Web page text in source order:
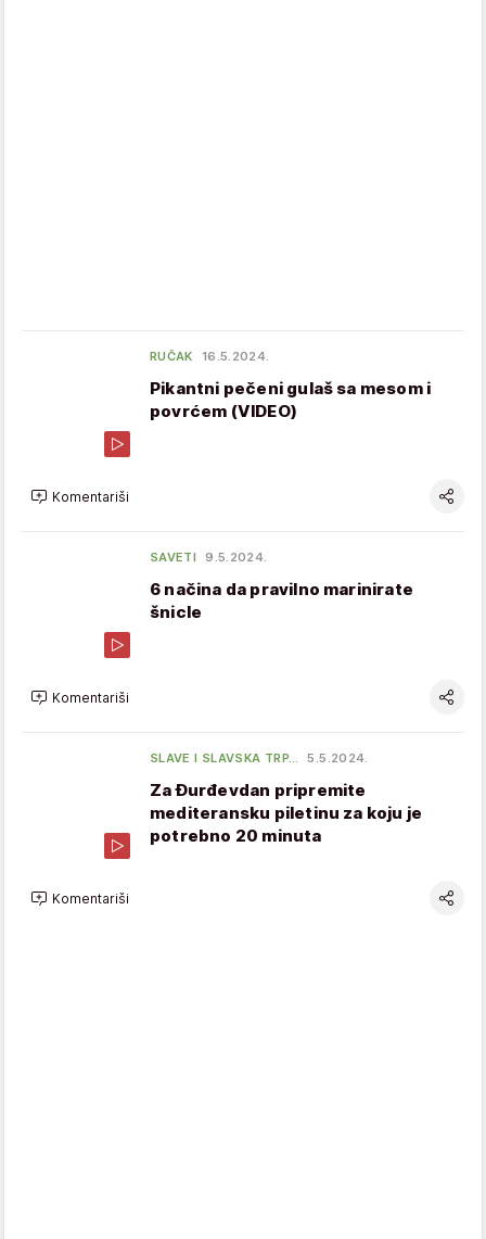
RUČAK 16.5.2024.
Pikantni pečeni gulaš sa mesom i
povrćem (VIDEO)
Komentariši
SAVETI 9.5.2024.
6 načina da pravilno marinirate
šnicle
Komentariši
SLAVE I SLAVSKA TRP… 5.5.2024.
Za Đurđevdan pripremite
mediteransku piletinu za koju je
potrebno 20 minuta
Komentariši